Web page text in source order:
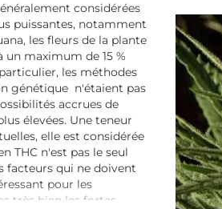
considérées
puissantes, notamment
les fleurs de la plante
un maximum de 15 %
les méthodes
génétique n'étaient pas
accrues de
élevées. Une teneur
elle est considérée
THC n'est pas le seul
facteurs qui ne doivent
pour les
très bien les fortes